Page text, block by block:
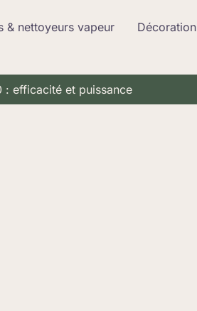
& nettoyeurs vapeur Décoration
: efficacité et puissance